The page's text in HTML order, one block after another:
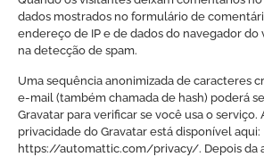
dados mostrados no formulário de
endereço de IP e de dados do navegador do
na detecção de spam.
Uma sequência anonimizada de caracteres
e-mail (também chamada de hash) poderá
Gravatar para verificar se você usa o serviço.
privacidade do Gravatar está disponível aqui:
https://automattic.com/privacy/. Depois da